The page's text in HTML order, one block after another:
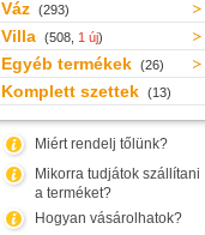
Váz (293)
Villa (508, 1 új)
Egyéb termékek (26)
Komplett szettek (13)
Miért rendelj tőlünk?
Mikorra tudjátok szállítani
a terméket?
Hogyan vásárolhatok?